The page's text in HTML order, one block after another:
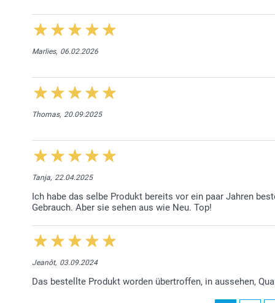
Marlies, 06.02.2026
Thomas, 20.09.2025
Tanja, 22.04.2025
Ich habe das selbe Produkt bereits vor ein paar Jahren
Gebrauch. Aber sie sehen aus wie Neu. Top!
Jeanôt, 03.09.2024
Das bestellte Produkt worden übertroffen, in aussehen,